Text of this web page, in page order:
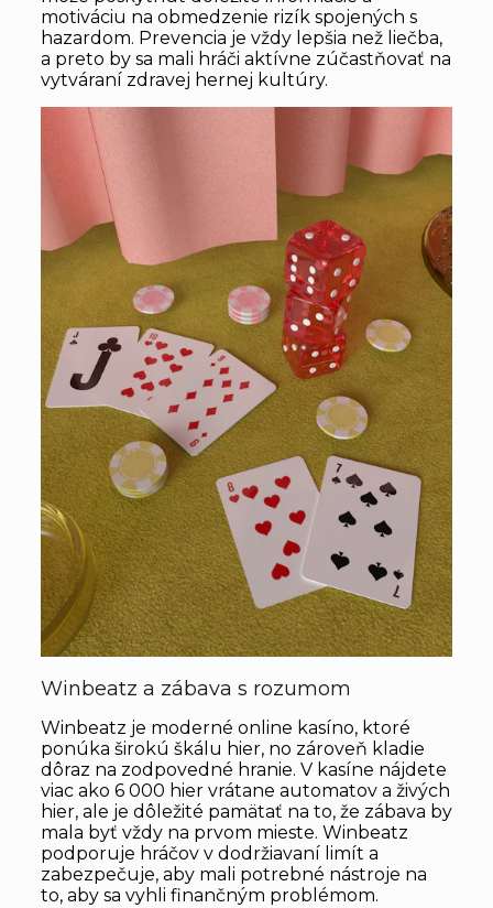
motiváciu na obmedzenie rizík spojených s
hazardom. Prevencia je vždy lepšia než liečba,
a preto by sa mali hráči aktívne zúčastňovať na
vytváraní zdravej hernej kultúry.
Winbeatz a zábava s rozumom
Winbeatz je moderné online kasíno, ktoré
ponúka širokú škálu hier, no zároveň kladie
dôraz na zodpovedné hranie. V kasíne nájdete
viac ako 6 000 hier vrátane automatov a živých
hier, ale je dôležité pamätať na to, že zábava by
mala byť vždy na prvom mieste. Winbeatz
podporuje hráčov v dodržiavaní limít a
zabezpečuje, aby mali potrebné nástroje na
to, aby sa vyhli finančným problémom.